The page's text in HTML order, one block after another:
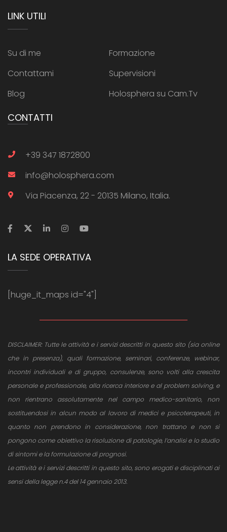
LINK UTILI
Su di me
Formazione
Contattami
Supervisioni
Blog
Holosphera su Cam.Tv
CONTATTI
+39 347 1872800
info@holosphera.com
Via Piacenza, 22 - 20135 Milano, Italia.
LA SEDE OPERATIVA
[huge_it_maps id="4"]
DISCLAIMER: Tutte le attività e i servizi descritti in questo sito (sia online
che in presenza), quali formazione, seminari, conferenze, webinar,
incontri individuali e di gruppo, consulenze, sono volti alla crescita
personale e professionale, alla ricerca interiore e al problem solving, e
non rientrano assolutamente nel campo medico-sanitario, non
sostituendosi in alcun modo al lavoro di medici e psicoterapeuti, in
quanto non prendono in considerazione, non trattano e non si
pongono come obiettivo la risoluzione di patologie, l’analisi e lo studio
di sintomi e la formulazione di prognosi.
Le attività e i servizi descritti in questo sito, sono erogati e disciplinati ai
sensi della legge n.4 del 14 gennaio 2013.